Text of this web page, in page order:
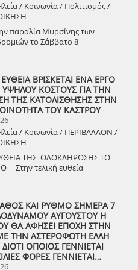
/ Κοινωνία / Πολιτισμός /
παραλία Μυρσίνης των
το Σάββατο 8
ΒΡΙΣΚΕΤΑΙ ΕΝΑ ΕΡΓΟ
ΚΟΣΤΟΥΣ ΓΙΑ ΤΗΝ
ΤΗΣ ΚΑΤΟΛΙΣΘΗΣΗΣ ΣΤΗΝ
ΤΟΥ ΚΑΣΤΡΟΥ
/ Κοινωνία / ΠΕΡΙΒΑΛΛΟΝ /
ΤΗΣ ΟΛΟΚΛΗΡΩΣΗΣ ΤΟ
Στην τελική ευθεία
το κρίσιμο έργο
κατολίσθησης στην Τ.Κ.
αυτοψία που πραγματοποίησε
Κυλλήνης, Γιάννης
της Τεχνικής Υπηρεσίας
της δημοτικής αρχής,
οι παρεμβάσεις προχωρούν
εντός των
ΚΑΙ ΡΥΘΜΟ ΣΗΜΕΡΑ 7
ΑΥΓΟΥΣΤΟΥ Η
ΘΑ ΑΦΗΣΕΙ ΕΠΟΧΗ ΣΤΗΝ
ΤΗΝ ΑΣΤΕΡΟΦΩΤΗ ΕΛΛΗ
ΟΠΟΙΟΣ ΓΕΝΝΙΕΤΑΙ
ΦΟΡΕΣ ΓΕΝΝΙΕΤΑΙ…